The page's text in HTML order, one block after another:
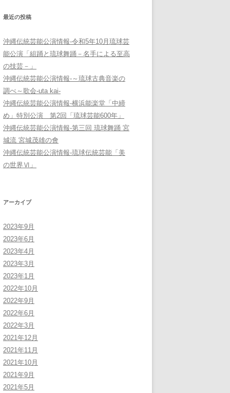
最近の投稿
沖縄伝統芸能公演情報-令和5年10月琉球芸
能公演「組踊と琉球舞踊－名手による至高
の技芸－」
沖縄伝統芸能公演情報-～琉球古典音楽の
調べ～歌会-uta kai-
沖縄伝統芸能公演情報-横浜能楽堂「中締
め」特別公演 第2回「琉球芸能600年」
沖縄伝統芸能公演情報-第三回 琉球舞踊 宮
城流 宮城茂雄の會
沖縄伝統芸能公演情報-琉球伝統芸能「美
の世界Ⅵ」
アーカイブ
2023年9月
2023年6月
2023年4月
2023年3月
2023年1月
2022年10月
2022年9月
2022年6月
2022年3月
2021年12月
2021年11月
2021年10月
2021年9月
2021年5月